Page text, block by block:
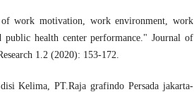
work motivation, work environment, work
public health center performance." Journal of
1.2 (2020): 153-172.
Kelima, PT.Raja grafindo Persada jakarta-